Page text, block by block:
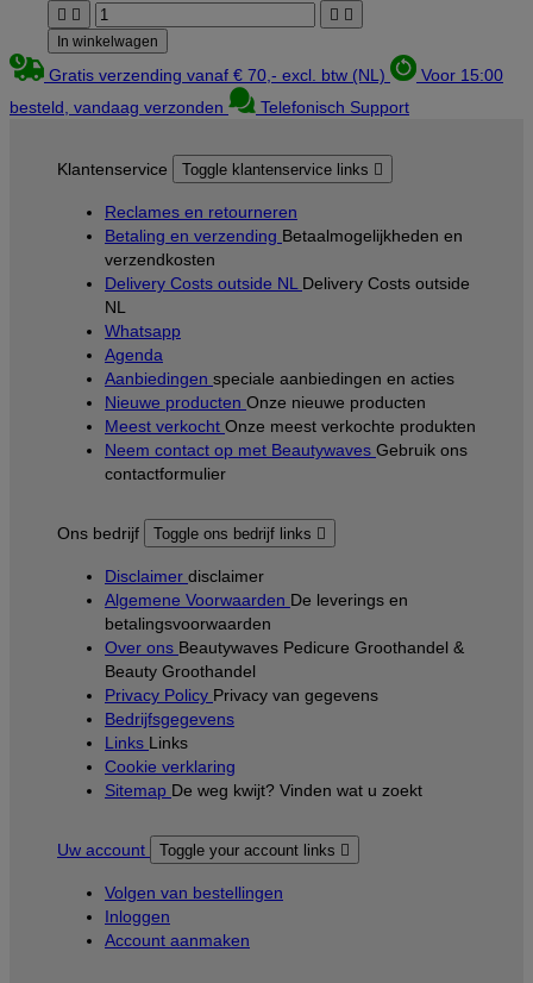
   
In winkelwagen
Gratis verzending vanaf € 70,- excl. btw (NL)
Voor 15:00
besteld, vandaag verzonden
Telefonisch Support
Klantenservice Toggle klantenservice links 
Reclames en retourneren
Betaling en verzending Betaalmogelijkheden en
verzendkosten
Delivery Costs outside NL Delivery Costs outside
NL
Whatsapp
Agenda
Aanbiedingen speciale aanbiedingen en acties
Nieuwe producten Onze nieuwe producten
Meest verkocht Onze meest verkochte produkten
Neem contact op met Beautywaves Gebruik ons
contactformulier
Ons bedrijf Toggle ons bedrijf links 
Disclaimer disclaimer
Algemene Voorwaarden De leverings en
betalingsvoorwaarden
Over ons Beautywaves Pedicure Groothandel &
Beauty Groothandel
Privacy Policy Privacy van gegevens
Bedrijfsgegevens
Links Links
Cookie verklaring
Sitemap De weg kwijt? Vinden wat u zoekt
Uw account Toggle your account links 
Volgen van bestellingen
Inloggen
Account aanmaken